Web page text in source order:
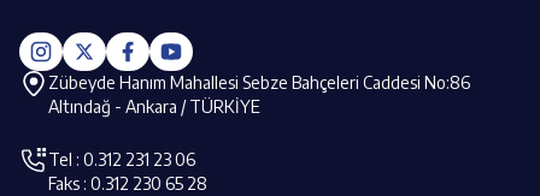
Zübeyde Hanım Mahallesi Sebze Bahçeleri Caddesi No:86
Altındağ - Ankara / TÜRKİYE
Tel : 0.312 231 23 06
Faks : 0.312 230 65 28